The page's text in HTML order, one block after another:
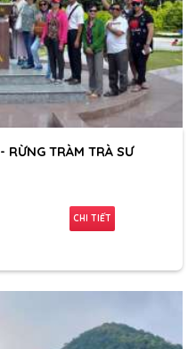
RỪNG TRÀM TRÀ SƯ
CHI TIẾT